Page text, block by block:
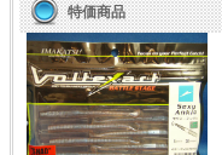
特価商品